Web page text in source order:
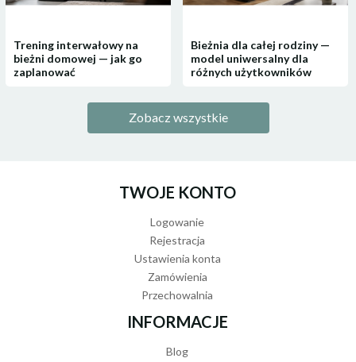
Trening interwałowy na
bieżni domowej — jak go
zaplanować
Bieżnia dla całej rodziny —
model uniwersalny dla
różnych użytkowników
Zobacz wszystkie
TWOJE KONTO
Logowanie
Rejestracja
Ustawienia konta
Zamówienia
Przechowalnia
INFORMACJE
Blog